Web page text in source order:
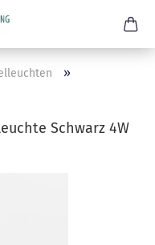
»
Schwarz 4W